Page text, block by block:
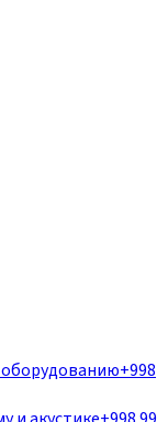
оборудованию+998